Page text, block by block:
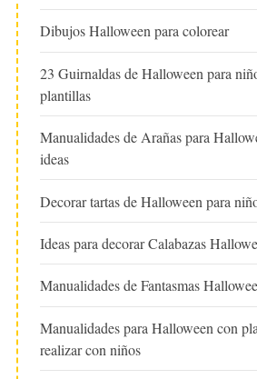
Dibujos Halloween para colorear
23 Guirnaldas de Halloween para
plantillas
Manualidades de Arañas para
ideas
Decorar tartas de Halloween para
Ideas para decorar Calabazas
Manualidades de Fantasmas
Manualidades para Halloween con
realizar con niños